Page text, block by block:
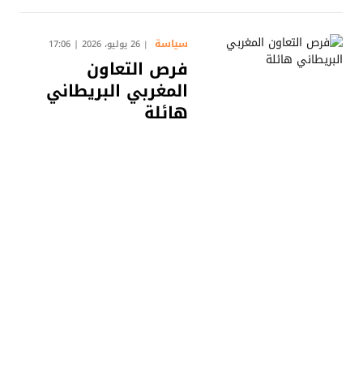
سياسة 26 يوليو، 2026 | 17:06
فرص التعاون
المغربي البريطاني
هائلة